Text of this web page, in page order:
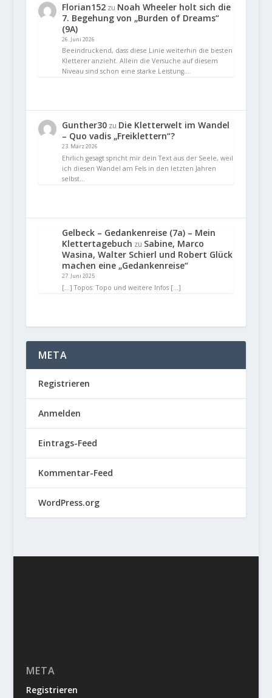
Florian152zu Noah Wheeler holt sich die
7. Begehung von „Burden of Dreams“
(9A)
26. Juni 2026
Beeindruckend, dass diese Linie weiterhin die besten
Kletterer anzieht. Allein die Versuche auf diesem
Niveau sind schon eine starke Leistung.…
Gunther30zu Die Kletterwelt im Wandel
– Quo vadis „Freiklettern“?
23. März 2026
Ehrlich gesagt spricht mir dein Text aus der Seele, weil
ich diesen Wandel am Fels in den letzten Jahren
selbst…
Gelbeck – Gedankenreise (7a) – Mein
Klettertagebuch zu Sabine, Marco
Wasina, Walter Schierl und Robert Glück
machen eine „Gedankenreise“
27. Juni 2025
[…] Topos: Topo und weitere Infos […]
META
Registrieren
Anmelden
Eintrags-Feed
Kommentar-Feed
WordPress.org
META
Registrieren